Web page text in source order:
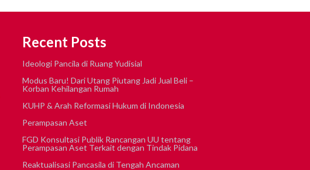
Recent Posts
Ideologi Pancila di Ruang Yudisial
Modus Baru! Dari Utang Piutang Jadi Jual Beli –
Korban Kehilangan Rumah
KUHP & Arah Reformasi Hukum di Indonesia
Perampasan Aset
FGD Konsultasi Publik Rancangan UU tentang
Perampasan Aset Terkait dengan Tindak Pidana
Reaktualisasi Pancasila di Tengah Ancaman